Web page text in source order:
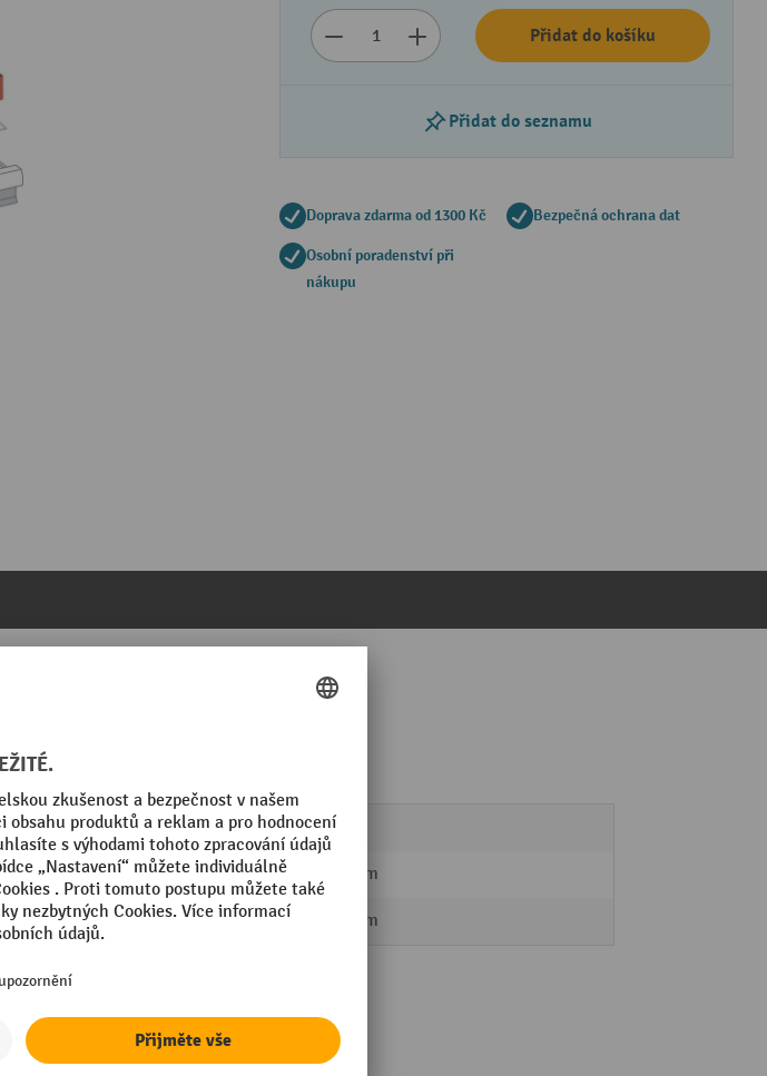
Přidat do košíku
Přidat do seznamu
Doprava zdarma od 1300 Kč Bezpečná ochrana dat
Osobní poradenství při
nákupu
ks
Značka LISTA
Šuplíky, hloubka 459 mm
Šuplíky, šířka 918 mm